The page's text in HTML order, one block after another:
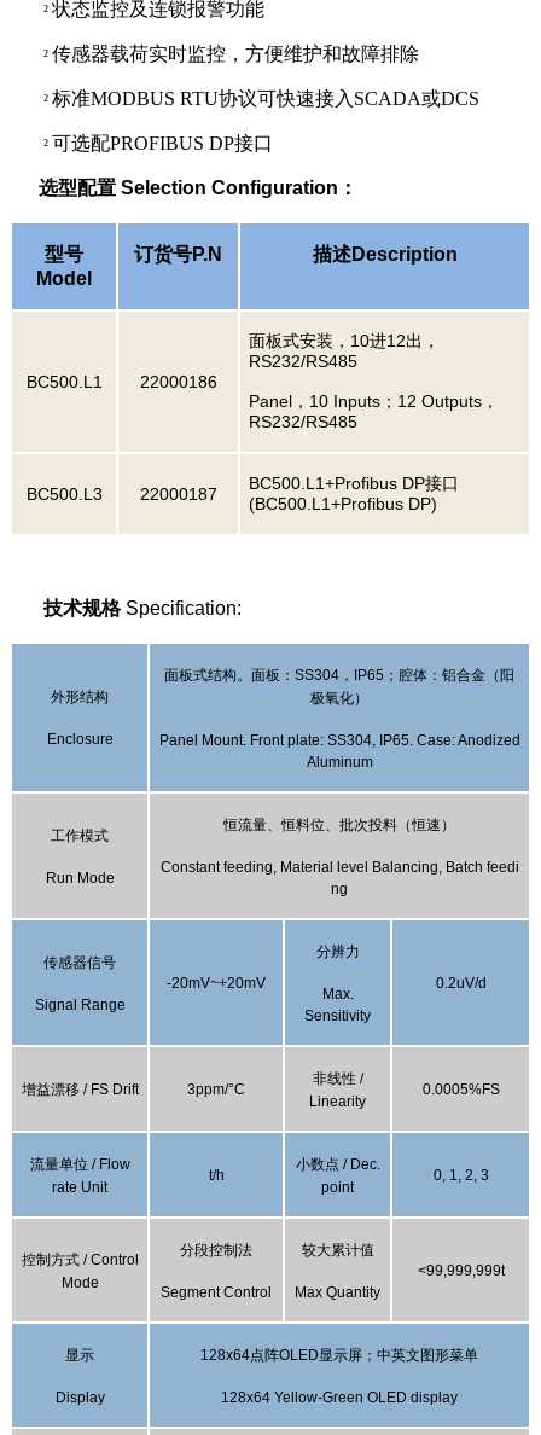
² 状态监控及连锁报警功能
² 传感器载荷实时监控，方便维护和故障排除
² 标准MODBUS RTU协议可快速接入SCADA或DCS
² 可选配PROFIBUS DP接口
选型配置 Selection Configuration ：
型号
Model
订货号P.N 描述Description
BC500.L1 22000186
面板式安装， 10进12出，
RS232/RS485
Panel ， 10 Inputs ； 12 Outputs ，
RS232/RS485
BC500.L3 22000187
BC500.L1+Profibus DP接口
(BC500.L1+Profibus DP)
技术规格 Specification:
外形结构
Enclosure
面板式结构。面板： SS304 ， IP65 ；腔体：铝合金（阳
极氧化）
Panel Mount. Front plate: SS304, IP65. Case: Anodized
Aluminum
工作模式
Run Mode
恒流量 、恒料位 批次投料（恒速）
Constant feeding Material level Balancing, Batch feedi
ng
传感器信号
Signal Range
-20mV~+20mV
分辨力
Max.
Sensitivity
0.2uV/d
增益漂移 / FS Drift 3ppm/°C
非线性 /
Linearity
0.0005%FS
流量单位 / Flow
rate Unit
t/h
小数点 / Dec.
point
0, 1, 2, 3
控制方式 / Control
Mode
分段控制法
Segment Control
较大累计值
Max Quantity
<99,999,999t
显示
Display
128x64点阵OLED显示屏；中英文图形菜单
128x64 Yellow-Green OLED display